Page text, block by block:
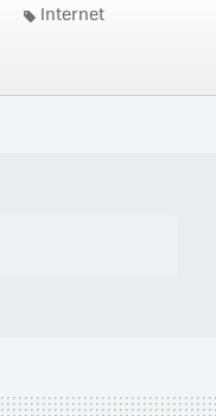
Internet